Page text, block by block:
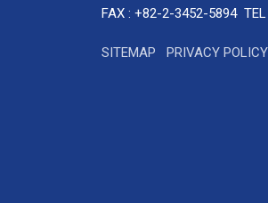
FAX : +82-2-3452-5894
SITEMAP PRIVACY POLICY